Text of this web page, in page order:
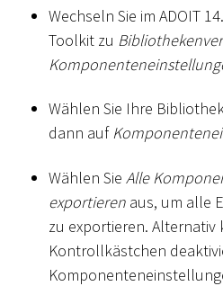
Wechseln Sie im ADOIT
Toolkit zu
Wählen Sie Ihre
dann auf
Wählen Sie Alle
exportieren aus, um alle
zu exportieren. Alternativ
Kontrollkästchen